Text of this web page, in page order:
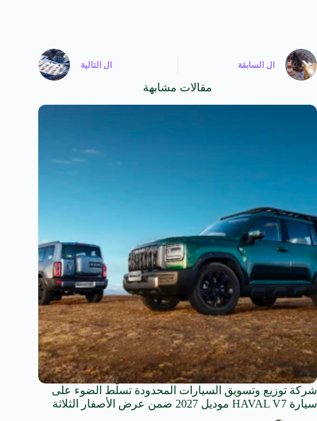
ال السابقة ال التالية
مقالات مشابهة
شركة توزيع وتسويق السيارات المحدودة تسلّط الضوء على
سيارة HAVAL V7 موديل 2027 ضمن عرض الأصفار الثلاثة